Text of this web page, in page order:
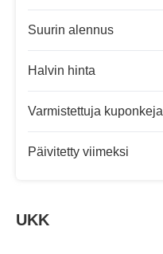
Suurin alennus
Halvin hinta
Varmistettuja kuponkeja
Päivitetty viimeksi
UKK